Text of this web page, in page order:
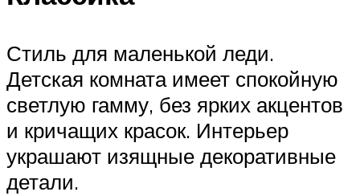
Стиль для маленькой леди.
Детская комната имеет спокойную
светлую гамму, без ярких акцентов
и кричащих красок. Интерьер
украшают изящные декоративные
детали.